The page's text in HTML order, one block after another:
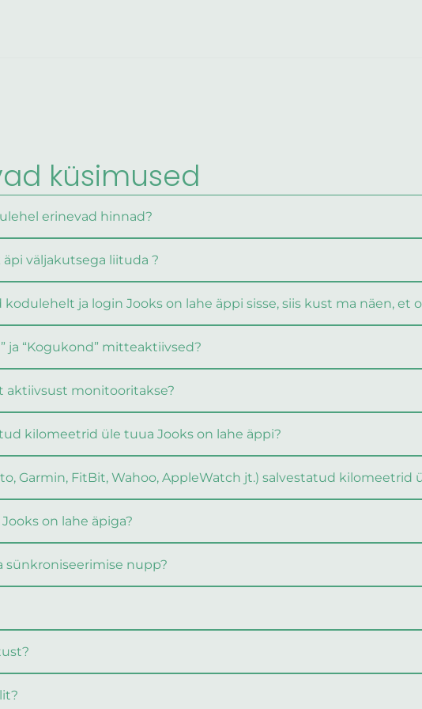
küsimused
erinevad hinnad?
väljakutsega liituda ?
ja login Jooks on lahe äppi sisse, siis kust ma näen, et
ja “Kogukond” mitteaktiivsed?
aktiivsust monitooritakse?
kilomeetrid üle tuua Jooks on lahe äppi?
Garmin, FitBit, Wahoo, AppleWatch jt.) salvestatud kilomeetrid
on lahe äpiga?
sünkroniseerimise nupp?